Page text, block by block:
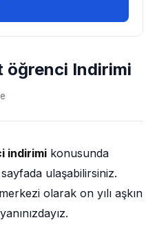
öğrenci Indirimi
indirimi konusunda
ulaşabilirsiniz.
olarak on yılı aşkın